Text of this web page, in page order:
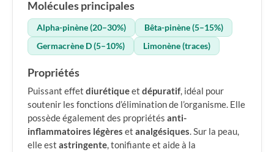
Molécules principales
Alpha-pinène (20–30%)
Bêta-pinène (5–15%)
Germacrène D (5–10%)
Limonène (traces)
Propriétés
Puissant effet diurétiqueet dépuratif, idéal pour
soutenir les fonctions d’élimination de l’organisme. Elle
possède également des propriétés anti-
inflammatoires légères et analgésiques. Sur la peau,
elle est astringente, tonifiante et aide à la